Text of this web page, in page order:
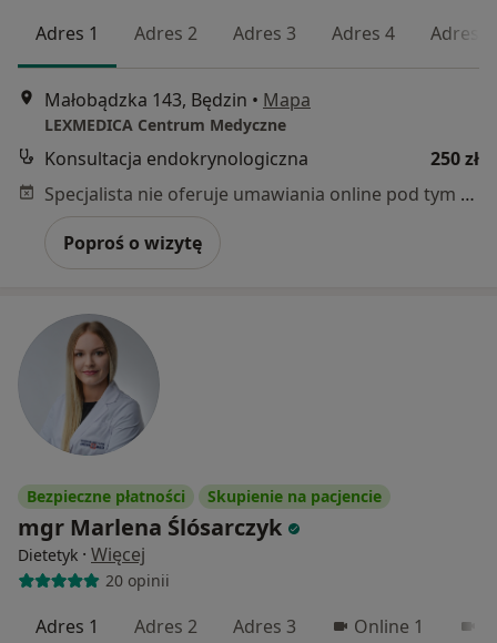
Adres 1 Adres 2 Adres 3 Adres 4 Adres 5
Małobądzka 143, Będzin • Mapa
LEXMEDICA Centrum Medyczne
Konsultacja endokrynologiczna
250 zł
Specjalista nie oferuje umawiania online pod tym adresem.
Poproś o wizytę
Bezpieczne płatności Skupienie na pacjencie
mgr Marlena Ślósarczyk
Dietetyk · Więcej
20 opinii
Adres 1 Adres 2 Adres 3 Online 1